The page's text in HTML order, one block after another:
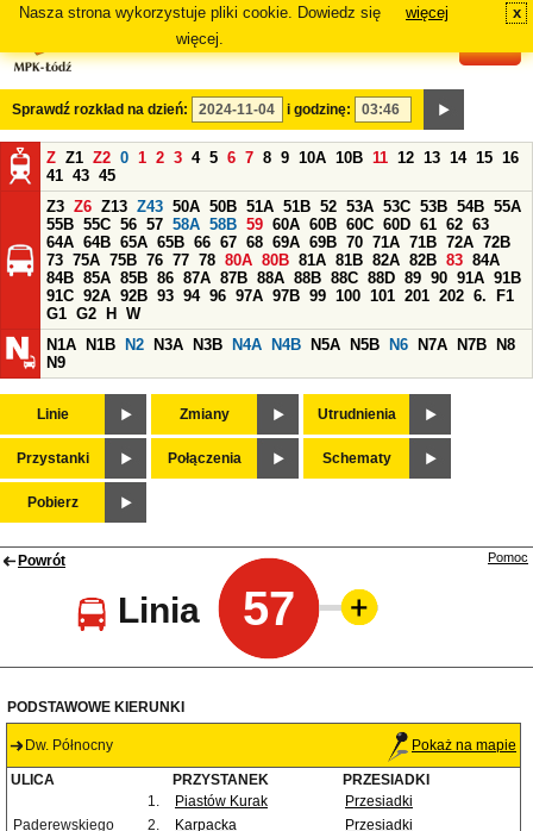
Nasza strona wykorzystuje pliki cookie. Dowiedz się
więcej.
więcej x
Sprawdź rozkład na dzień: i godzinę:
Z Z1 Z2 0 1 2 3 4 5 6 7 8 9 10A 10B 11 12 13 14 15 16
41 43 45
Z3 Z6 Z13 Z43 50A 50B 51A 51B 52 53A 53C 53B 54B 55A
55B 55C 56 57 58A 58B 59 60A 60B 60C 60D 61 62 63
64A 64B 65A 65B 66 67 68 69A 69B 70 71A 71B 72A 72B
73 75A 75B 76 77 78 80A 80B 81A 81B 82A 82B 83 84A
84B 85A 85B 86 87A 87B 88A 88B 88C 88D 89 90 91A 91B
91C 92A 92B 93 94 96 97A 97B 99 100 101 201 202 6.
F1
G1 G2 H
W
N1A
N1B N2 N3A N3B N4A N4B N5A N5B N6 N7A N7B
N8
N9
Linie Zmiany Utrudnienia
Przystanki Połączenia Schematy
Pobierz
Powrót
Linia 57
Pomoc
PODSTAWOWE KIERUNKI
Dw. Północny Pokaż na mapie
ULICA PRZYSTANEK
PRZESIADKI
1.
Piastów Kurak
Przesiadki
Paderewskiego
2. Karpacka
Przesiadki